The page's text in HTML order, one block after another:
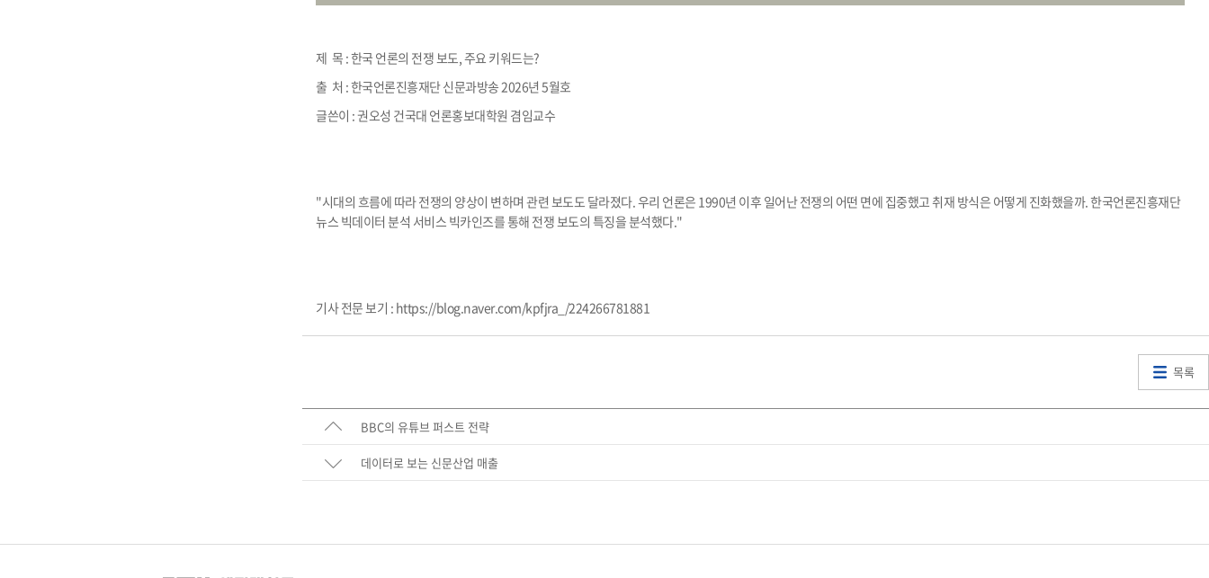
제 목 : 한국 언론의 전쟁 보도, 주요 키워드는?
출 처 : 한국언론진흥재단 신문과방송 2026년 5월호
글쓴이 : 권오성 건국대 언론홍보대학원 겸임교수
"시대의 흐름에 따라 전쟁의 양상이 변하며 관련 보도도 달라졌다. 우리 언론은 1990년 이후 일어난 전쟁의 어떤 면에 집중했고 취재 방식은 어떻게 진화했을까. 한국언론진흥재단
뉴스 빅데이터 분석 서비스 빅카인즈를 통해 전쟁 보도의 특징을 분석했다."
기사 전문 보기 : https://blog.naver.com/kpfjra_/224266781881
목록
BBC의 유튜브 퍼스트 전략
데이터로 보는 신문산업 매출